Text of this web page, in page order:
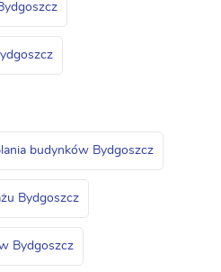
budynków Bydgoszcz
Bydgoszcz
Bydgoszcz